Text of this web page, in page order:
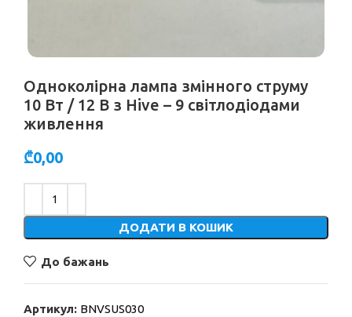
Одноколірна лампа змінного струму
10 Вт / 12 В з Hive – 9 світлодіодами
живлення
₾0,00
ДОДАТИ В КОШИК
До бажань
Артикул: BNVSUS030